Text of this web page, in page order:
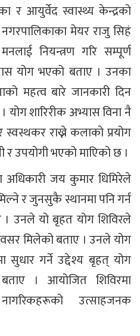
र आयुर्वेद स्वास्थ्य केन्द्रको
मेयर राजु सिहं
नियन्त्रण गरि सम्पूर्ण
योग भएको बताए । उनका
महत्व बारे जानकारी दिन
योग शारिरीक अभ्यास विना नै
राख्ने कलाको प्रयोग
उपयोगी भएको माएिको छ ।
अधिकारी जय कुमार धिमिरेले
र जुनसुकै स्थानमा पनि गर्न
उनले यो बृहत योग शिविरले
मिलेको बताए । उनले योग
सुधार गर्ने उद्देश्य बृहत् योग
। आयोजित शिविरमा
उत्साहजनक